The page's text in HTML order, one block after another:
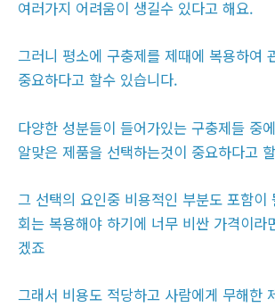
여러가지 어려움이 생길수 있다고 해요.
그러니 평소에 구충제를 제때에 복용하여
중요하다고 할수 있습니다.
다양한 성분들이 들어가있는 구충제들 중
알맞은 제품을 선택하는것이 중요하다고
그 선택의 요인중 비용적인 부분도 포함이
회는 복용해야 하기에 너무 비싼 가격이라
겠죠
그래서 비용도 적당하고 사람에게 무해한